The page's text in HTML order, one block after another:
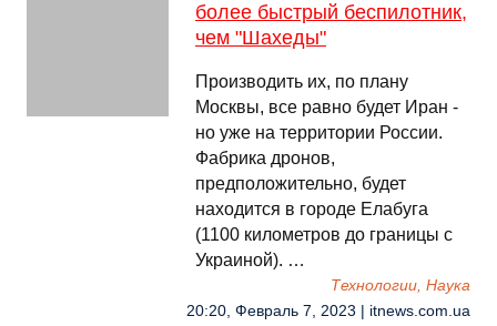
более быстрый беспилотник,
чем "Шахеды"
Производить их, по плану
Москвы, все равно будет Иран -
но уже на территории России.
Фабрика дронов,
предположительно, будет
находится в городе Елабуга
(1100 километров до границы с
Украиной). …
Технологии, Наука
20:20, Февраль 7, 2023 | itnews.com.ua